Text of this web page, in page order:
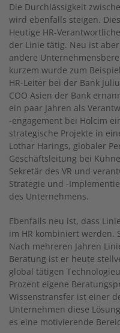
Die Durchlässigkeit
wird ebenfalls steigen.
Heutige HR-
der Linie tätig. Neu ist
andere
kurzem wurde zum
HR-Leiter bei der Bank
COO Asien der Bank
ein paar Jahren als
-engagement bei Holcim
strategische Projekte in
Lothar Harings, globaler
Geschäftsleitung bei
Sekretär des VR und
Strategie und -
des Unternehmens.
Ebenfalls neu ist, dass
im HR kombiniert werden.
Nach mehreren Jahren
Beratung ist er heute
global tätigen
Prozent eigene
Wissenstransfer ist einer
Unternehmen diese
es eine motivierende